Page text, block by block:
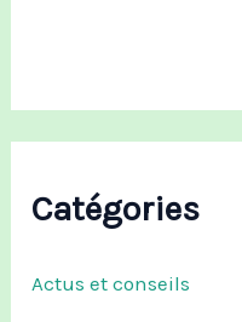
Catégories
Actus et conseils